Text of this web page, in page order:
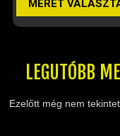
KOSÁRBA
LEGUTÓBB
Ezelőtt még nem